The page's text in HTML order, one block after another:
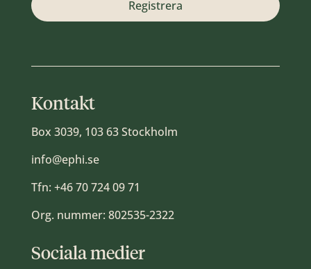
Kontakt
Box 3039, 103 63 Stockholm
info@ephi.se
Tfn: +46 70 724 09 71
Org. nummer: 802535-2322
Sociala medier